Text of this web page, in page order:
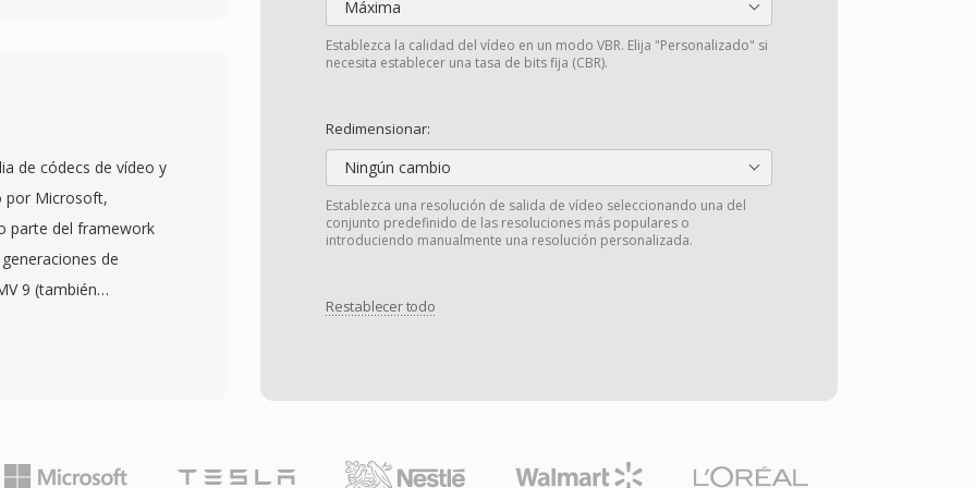
Máxima
Establezca la calidad del vídeo en un modo VBR. Elija "Personalizado" si
necesita establecer una tasa de bits fija (CBR).
Redimensionar:
Ningún cambio
Establezca una resolución de salida de vídeo seleccionando una del
conjunto predefinido de las resoluciones más populares o
introduciendo manualmente una resolución personalizada.
Restablecer todo
una de las
de clips,
y parámetros
Key-Length-Value
con el contenido a
el riesgo de
se mueven entre
de códecs de vídeo y
por Microsoft,
parte del framework
de
9 (también
especificación
calidad visual a